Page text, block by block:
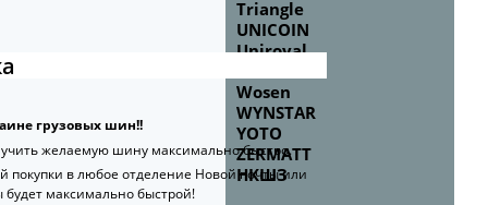
Triangle
UNICOIN
Uniroyal
Wosen
WYNSTAR
YOTO
ZERMATT
НКШЗ
грузовых шин!!
желаемую шину максимально быстро.
покупки в любое отделение Новой почты или
максимально быстрой!